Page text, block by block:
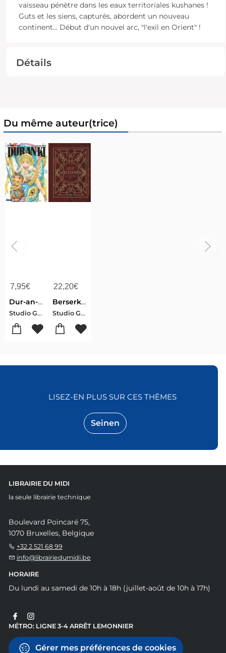
vaisseau pénètre dans les eaux territoriales kushanes !
Guts et les siens, capturés, abordent un nouveau
continent... Début d'un nouvel arc, "l'exil en Orient" !
Détails
Du même auteur(trice)
7,95€
Dur-an-ki
Studio Gaga-Kentaro Miura
22,20€
Berserk - Tarot
Studio Gaga-Kentaro Miura
Seinen
LISEZ-EN PLUS SUR CES THÈMES
LIBRAIRIE DU MIDI
la seule librairie technique
Boulevard Poincaré 75,
1070 Bruxelles, Belgique
+32 2 521 68 99
info@librairiedumidi.be
HORAIRE
Du lundi au samedi de 10h à 18h (juillet-août de 10h à 17h)
MÉTRO: LIGNE 3-4 ARRÊT LEMONNIER
Gérer mes préférences de cookies